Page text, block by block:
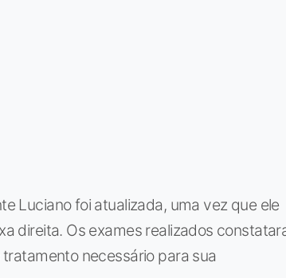
Luciano foi atualizada, uma vez que ele
direita. Os exames realizados
necessário para sua